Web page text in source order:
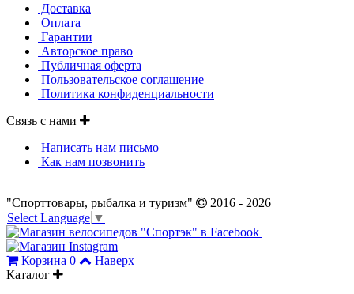
Доставка
Оплата
Гарантии
Авторское право
Публичная оферта
Пользовательское соглашение
Политика конфиденциальности
Связь с нами
Написать нам письмо
Как нам позвонить
"Спорттовары, рыбалка и туризм"
2016 - 2026
Select Language ▼
Корзина 0
Наверх
Каталог